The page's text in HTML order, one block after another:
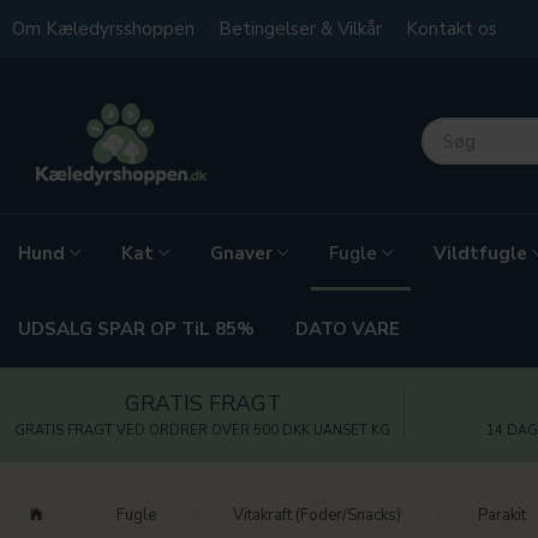
Om Kæledyrsshoppen Betingelser & Vilkår Kontakt os
Hund Kat Gnaver Fugle Vildtfugle
UDSALG SPAR OP TiL 85% DATO VARE
GRATIS FRAGT
GRATIS FRAGT VED ORDRER OVER 500 DKK UANSET KG 14
Fugle Vitakraft (Foder/Snacks) Parakit